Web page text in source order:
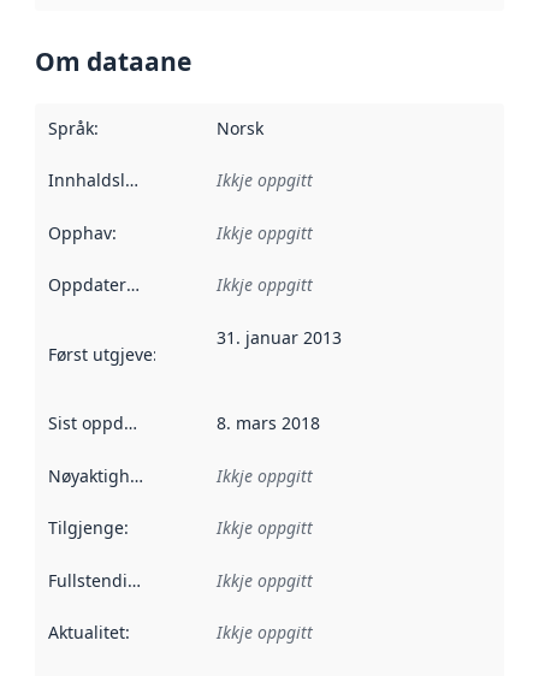
Om dataane
Språk: Norsk
Innhaldsleverandørar :
Ikkje oppgitt
Opphav: Ikkje oppgitt
Oppdateringsfrekvens :
Ikkje oppgitt
Først utgjeve: Denne datoen seier når dataa i dette
31. januar 2013
Sist oppdatert 8. mars 2018
Nøyaktigheit Ikkje oppgitt
Tilgjenge: Ikkje oppgitt
Fullstendigheit Ikkje oppgitt
Aktualitet: Ikkje oppgitt